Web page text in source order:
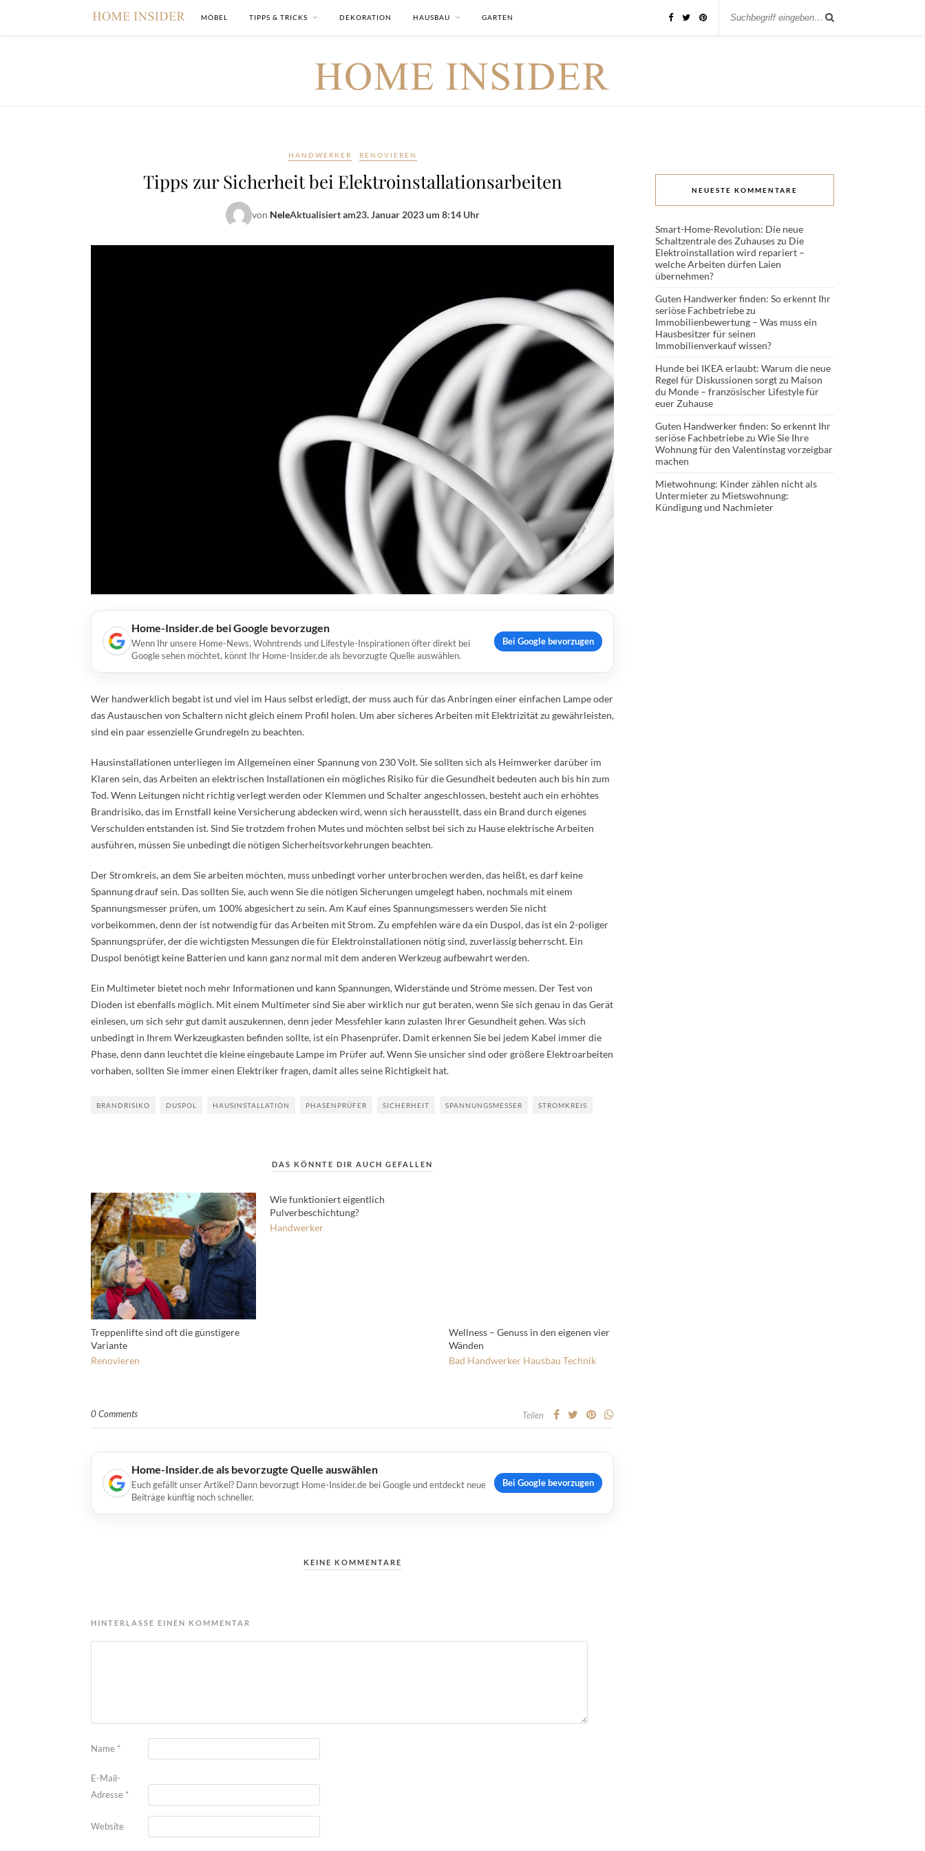
MÖBEL TIPPS & TRICKS DEKORATION HAUSBAU GARTEN
HANDWERKER RENOVIEREN
Tipps zur Sicherheit bei Elektroinstallationsarbeiten
von NeleAktualisiert am23. Januar 2023 um 8:14 Uhr
Home-Insider.de bei Google bevorzugen
Wenn Ihr unsere Home-News, Wohntrends und Lifestyle-Inspirationen öfter direkt bei
Google sehen möchtet, könnt Ihr Home-Insider.de als bevorzugte Quelle auswählen.
Bei Google bevorzugen
Wer handwerklich begabt ist und viel im Haus selbst erledigt, der muss auch für das Anbringen einer einfachen Lampe oder
das Austauschen von Schaltern nicht gleich einem Profil holen. Um aber sicheres Arbeiten mit Elektrizität zu gewährleisten,
sind ein paar essenzielle Grundregeln zu beachten.
Hausinstallationen unterliegen im Allgemeinen einer Spannung von 230 Volt. Sie sollten sich als Heimwerker darüber im
Klaren sein, das Arbeiten an elektrischen Installationen ein mögliches Risiko für die Gesundheit bedeuten auch bis hin zum
Tod. Wenn Leitungen nicht richtig verlegt werden oder Klemmen und Schalter angeschlossen, besteht auch ein erhöhtes
Brandrisiko, das im Ernstfall keine Versicherung abdecken wird, wenn sich herausstellt, dass ein Brand durch eigenes
Verschulden entstanden ist. Sind Sie trotzdem frohen Mutes und möchten selbst bei sich zu Hause elektrische Arbeiten
ausführen, müssen Sie unbedingt die nötigen Sicherheitsvorkehrungen beachten.
Der Stromkreis, an dem Sie arbeiten möchten, muss unbedingt vorher unterbrochen werden, das heißt, es darf keine
Spannung drauf sein. Das sollten Sie, auch wenn Sie die nötigen Sicherungen umgelegt haben, nochmals mit einem
Spannungsmesser prüfen, um 100% abgesichert zu sein. Am Kauf eines Spannungsmessers werden Sie nicht
vorbeikommen, denn der ist notwendig für das Arbeiten mit Strom. Zu empfehlen wäre da ein Duspol, das ist ein 2-poliger
Spannungsprüfer, der die wichtigsten Messungen die für Elektroinstallationen nötig sind, zuverlässig beherrscht. Ein
Duspol benötigt keine Batterien und kann ganz normal mit dem anderen Werkzeug aufbewahrt werden.
Ein Multimeter bietet noch mehr Informationen und kann Spannungen, Widerstände und Ströme messen. Der Test von
Dioden ist ebenfalls möglich. Mit einem Multimeter sind Sie aber wirklich nur gut beraten, wenn Sie sich genau in das Gerät
einlesen, um sich sehr gut damit auszukennen, denn jeder Messfehler kann zulasten Ihrer Gesundheit gehen. Was sich
unbedingt in Ihrem Werkzeugkasten befinden sollte, ist ein Phasenprüfer. Damit erkennen Sie bei jedem Kabel immer die
Phase, denn dann leuchtet die kleine eingebaute Lampe im Prüfer auf. Wenn Sie unsicher sind oder größere Elektroarbeiten
vorhaben, sollten Sie immer einen Elektriker fragen, damit alles seine Richtigkeit hat.
BRANDRISIKO DUSPOL HAUSINSTALLATION PHASENPRÜFER SICHERHEIT SPANNUNGSMESSER STROMKREIS
DAS KÖNNTE DIR AUCH GEFALLEN
Treppenlifte sind oft die günstigere
Variante
Renovieren
Wie funktioniert eigentlich
Pulverbeschichtung?
Handwerker
Wellness – Genuss in den eigenen vier
Wänden
Bad Handwerker Hausbau Technik
0 Comments Teilen
Home-Insider.de als bevorzugte Quelle auswählen
Euch gefällt unser Artikel? Dann bevorzugt Home-Insider.de bei Google und entdeckt neue
Beiträge künftig noch schneller.
Bei Google bevorzugen
KEINE KOMMENTARE
HINTERLASSE EINEN KOMMENTAR
Name *
E-Mail-
Adresse *
Website
NEUESTE KOMMENTARE
Smart-Home-Revolution: Die neue
Schaltzentrale des Zuhauseszu Die
Elektroinstallation wird repariert –
welche Arbeiten dürfen Laien
übernehmen?
Guten Handwerker finden: So erkennt Ihr
seriöse Fachbetriebezu
Immobilienbewertung – Was muss ein
Hausbesitzer für seinen
Immobilienverkauf wissen?
Hunde bei IKEA erlaubt: Warum die neue
Regel für Diskussionen sorgtzu Maison
du Monde – französischer Lifestyle für
euer Zuhause
Guten Handwerker finden: So erkennt Ihr
seriöse Fachbetriebezu Wie Sie Ihre
Wohnung für den Valentinstag vorzeigbar
machen
Mietwohnung: Kinder zählen nicht als
Untermieterzu Mietswohnung:
Kündigung und Nachmieter